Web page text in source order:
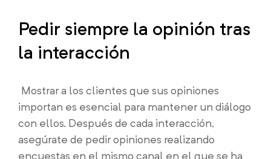
Pedir siempre la opinión tras
la interacción
Mostrar a los clientes que sus opiniones
importan es esencial para mantener un diálogo
con ellos. Después de cada interacción,
asegúrate de pedir opiniones realizando
encuestas en el mismo canal en el que se ha